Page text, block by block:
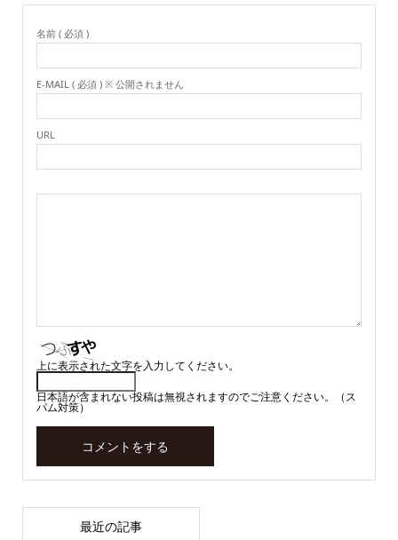
名前 ( 必須 )
E-MAIL ( 必須 ) ※ 公開されません
URL
上に表示された文字を入力してください。
日本語が含まれない投稿は無視されますのでご注意ください。（ス
パム対策）
最近の記事